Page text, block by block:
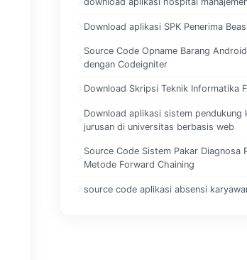
Download aplikasi SPK Penerima
Source Code Opname Barang
dengan Codeigniter
Download Skripsi Teknik Informatika
Download aplikasi sistem pendukung
jurusan di universitas berbasis web
Source Code Sistem Pakar Diagnosa
Metode Forward Chaining
source code aplikasi absensi